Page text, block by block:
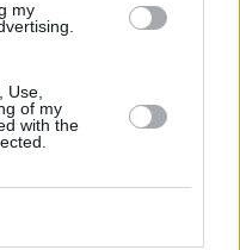
my
Use,
of my
with the
ειρήνη στην Ουκρανία